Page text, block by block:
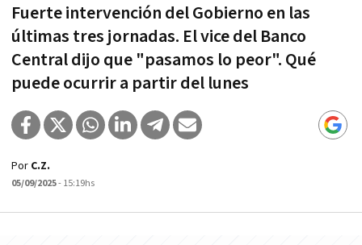
Fuerte intervención del Gobierno en las
últimas tres jornadas. El vice del Banco
Central dijo que "pasamos lo peor". Qué
puede ocurrir a partir del lunes
Por C.Z.
05/09/2025- 15:19hs